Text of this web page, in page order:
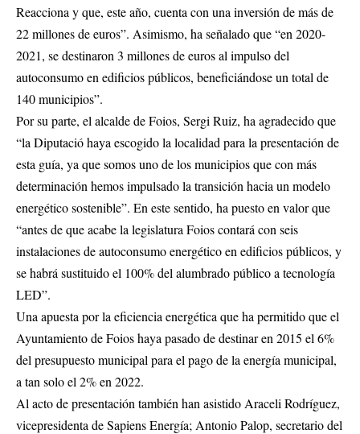
Reacciona y que, este año, cuenta con una inversión de más de
22 millones de euros”. Asimismo, ha señalado que “en 2020-
2021, se destinaron 3 millones de euros al impulso del
autoconsumo en edificios públicos, beneficiándose un total de
140 municipios”.
Por su parte, el alcalde de Foios, Sergi Ruiz, ha agradecido que
“la Diputació haya escogido la localidad para la presentación de
esta guía, ya que somos uno de los municipios que con más
determinación hemos impulsado la transición hacia un modelo
energético sostenible”. En este sentido, ha puesto en valor que
“antes de que acabe la legislatura Foios contará con seis
instalaciones de autoconsumo energético en edificios públicos, y
se habrá sustituido el 100% del alumbrado público a tecnología
LED”.
Una apuesta por la eficiencia energética que ha permitido que el
Ayuntamiento de Foios haya pasado de destinar en 2015 el 6%
del presupuesto municipal para el pago de la energía municipal,
a tan solo el 2% en 2022.
Al acto de presentación también han asistido Araceli Rodríguez,
vicepresidenta de Sapiens Energía; Antonio Palop, secretario del